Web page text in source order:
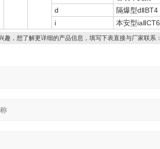
d
隔爆型dⅡBT4
i
本安型iaⅡCT6
趣，想了解更详细的产品信息，填写下表直接与厂家联系：